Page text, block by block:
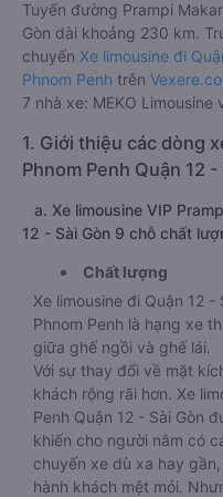
Tuyến đường Prampi
Gòn dài khoảng 230 km.
chuyến Xe limousine đi
Phnom Penh trên
7 nhà xe: MEKO Limousine
1. Giới thiệu các dòng
Phnom Penh Quận 12 -
a. Xe limousine VIP
12 - Sài Gòn 9 chỗ chất
Chất lượng
Xe limousine đi Quận 12
Phnom Penh là hạng xe
giữa ghế ngồi và ghế lái.
Với sự thay đổi về mặt
khách rộng rãi hơn. Xe
Penh Quận 12 - Sài Gòn
khiến cho người nằm có
chuyến xe dù xa hay
hành khách mệt mỏi.